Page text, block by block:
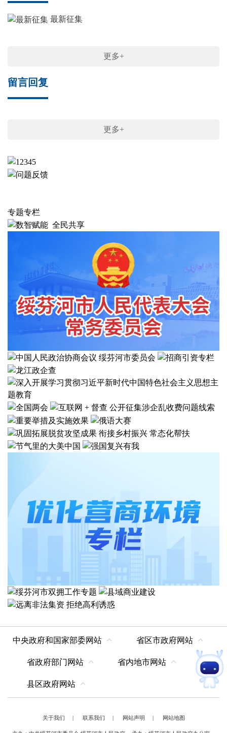
最新征集
更多+
留言回复
更多+
专题专栏
中央政府和国家部委网站 省区市政府网站
省政府部门网站 省内地市网站
县区政府网站
关于我们 联系我们 网站声明 网站地图